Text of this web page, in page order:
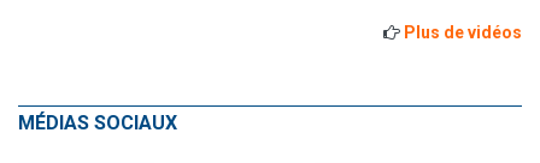
Plus de vidéos
MÉDIAS SOCIAUX